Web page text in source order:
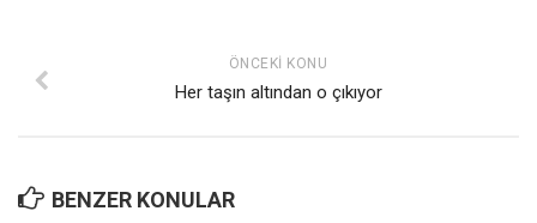
ÖNCEKI KONU
Her taşın altından o çıkıyor
BENZER KONULAR